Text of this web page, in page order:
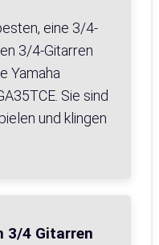
eine 3/4-
3/4-Gitarren
Yamaha
Sie sind
und klingen
3/4 Gitarren